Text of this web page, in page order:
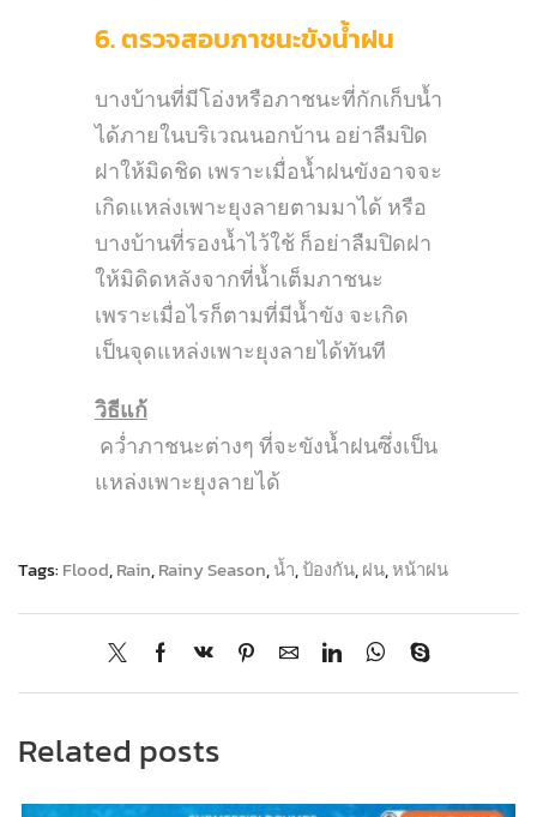
6. ตรวจสอบภาชนะขังน้ำฝน
บางบ้านที่มีโอ่งหรือภาชนะที่กักเก็บน้ำ
ได้ภายในบริเวณนอกบ้าน อย่าลืมปิด
ฝาให้มิดชิด เพราะเมื่อน้ำฝนขังอาจจะ
เกิดแหล่งเพาะยุงลายตามมาได้ หรือ
บางบ้านที่รองน้ำไว้ใช้ ก็อย่าลืมปิดฝา
ให้มิดิดหลังจากที่น้ำเต็มภาชนะ
เพราะเมื่อไรก็ตามที่มีน้ำขัง จะเกิด
เป็นจุดแหล่งเพาะยุงลายได้ทันที
วิธีแก้
คว่ำภาชนะต่างๆ ที่จะขังน้ำฝนซึ่งเป็น
แหล่งเพาะยุงลายได้
Tags: Flood,Rain,Rainy Season,น้ำ,ป้องกัน,ฝน,หน้าฝน
Related posts